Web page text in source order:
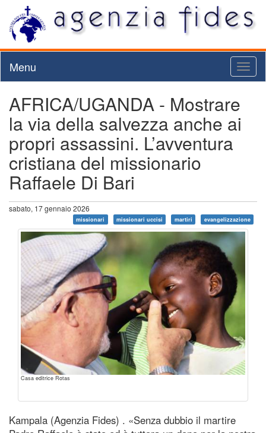
Menu
AFRICA/UGANDA - Mostrare
la via della salvezza anche ai
propri assassini. L’avventura
cristiana del missionario
Raffaele Di Bari
sabato, 17 gennaio 2026
missionari missionari uccisi martiri evangelizzazione
Casa editrice Rotas
Kampala (Agenzia Fides) . «Senza dubbio il martire